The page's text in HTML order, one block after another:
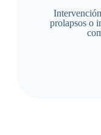
prolapsos o